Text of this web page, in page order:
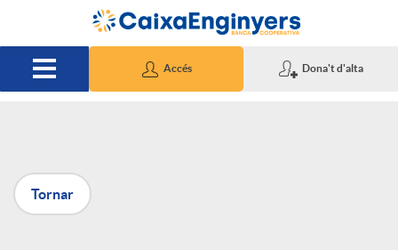
Salta al contingut principal
Accés Dona't d'alta
P
u
Tornar